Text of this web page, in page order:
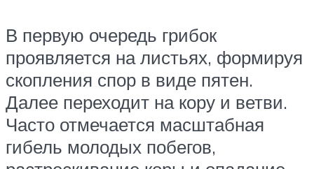
В первую очередь грибок
проявляется на листьях, формируя
скопления спор в виде пятен.
Далее переходит на кору и ветви.
Часто отмечается масштабная
гибель молодых побегов,